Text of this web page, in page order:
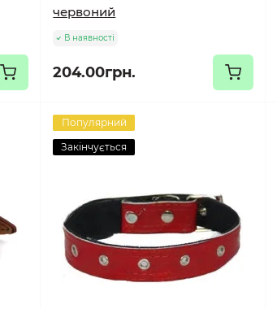
червоний
В наявності
204.00грн.
Популярний
Закінчується